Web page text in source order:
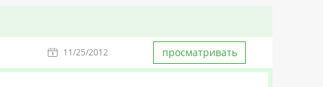
11/25/2012 просматривать